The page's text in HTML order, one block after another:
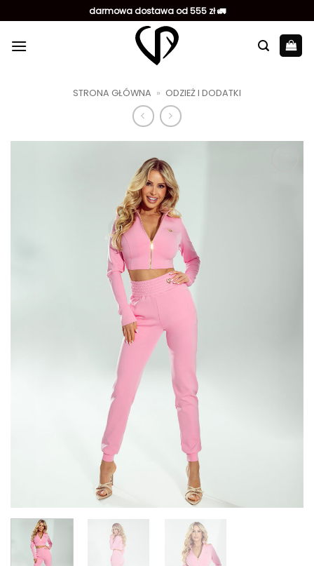
do
zawartości
darmowa dostawa od 555 zł 🚛
STRONA GŁÓWNA » ODZIEŻ I DODATKI